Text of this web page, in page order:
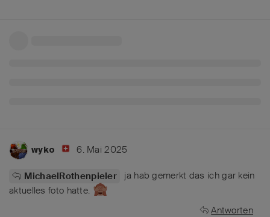
wyko 6. Mai 2025
MichaelRothenpieler
ja hab gemerkt das ich gar kein
aktuelles foto hatte.
Antworten